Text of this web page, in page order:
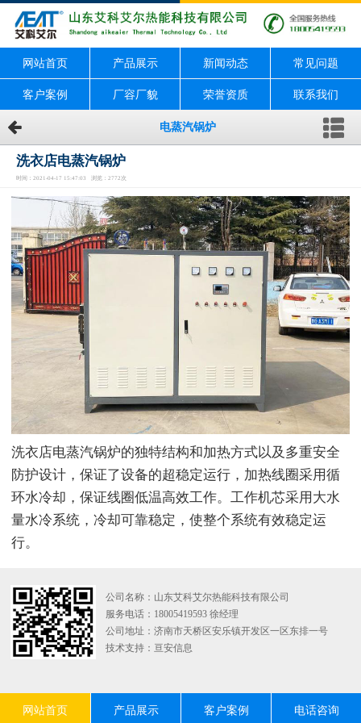
网站首页 产品展示 新闻动态 常见问题
客户案例 厂容厂貌 荣誉资质 联系我们
电蒸汽锅炉
洗衣店电蒸汽锅炉
时间：2021-04-17 15:47:03 浏览：2772次
洗衣店电蒸汽锅炉的独特结构和加热方式以及多重安全
防护设计，保证了设备的超稳定运行，加热线圈采用循
环水冷却，保证线圈低温高效工作。工作机芯采用大水
量水冷系统，冷却可靠稳定，使整个系统有效稳定运
行。
公司名称：山东艾科艾尔热能科技有限公司
服务电话：18005419593 徐经理
公司地址：济南市天桥区安乐镇开发区一区东排一号
技术支持： 亘安信息
网站首页 产品展示 客户案例 电话咨询